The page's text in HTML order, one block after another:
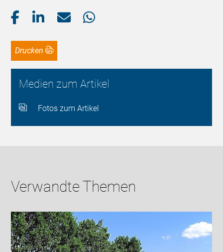
Drucken
Medien zum Artikel
Fotos zum Artikel
Verwandte Themen